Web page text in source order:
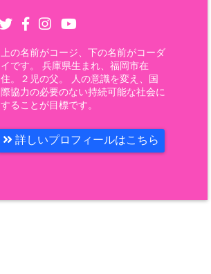
上の名前がコージ、下の名前がコーダ
イです。 兵庫県生まれ、福岡市在
住。２児の父。 人の意識を変え、国
際協力の必要のない持続可能な社会に
することが目標です。
詳しいプロフィールはこちら